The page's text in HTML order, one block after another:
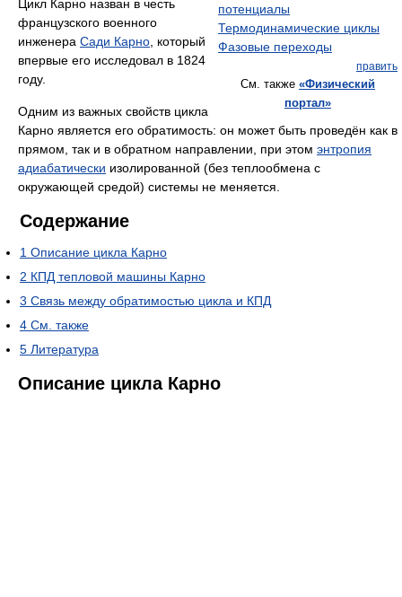
потенциалы
Термодинамические циклы
Фазовые переходы
править
См. также «Физический
портал»
Цикл Карно назван в честь
французского военного
инженера Сади Карно , который
впервые его исследовал в 1824
году.
Одним из важных свойств цикла
Карно является его обратимость: он может быть проведён как в
прямом, так и в обратном направлении, при этом энтропия
адиабатически изолированной (без теплообмена с
окружающей средой) системы не меняется.
Содержание
1 Описание цикла Карно
2 КПД тепловой машины Карно
3 Связь между обратимостью цикла и КПД
4 См. также
5 Литература
Описание цикла Карно